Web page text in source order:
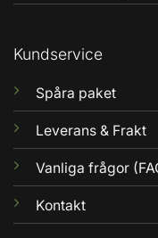
Kundservice
Spåra paket
Leverans & Frakt
Vanliga frågor
Kontakt